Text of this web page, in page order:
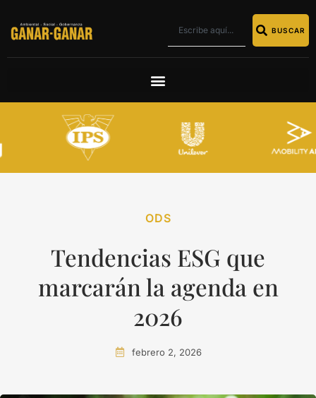
BUSCAR
ODS
Tendencias ESG que
marcarán la agenda en
2026
febrero 2, 2026